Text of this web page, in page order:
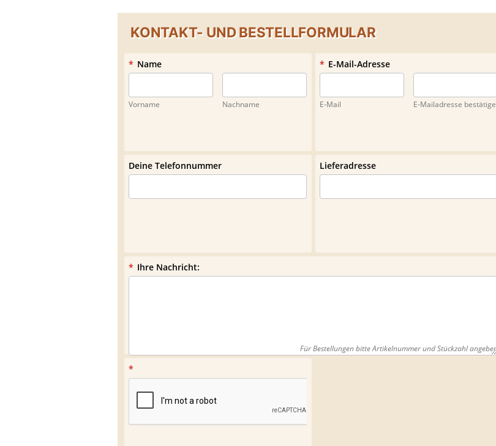
KONTAKT- UND BESTELLFORMULAR
* Name
Vorname Nachname
* E-Mail-Adresse
E-Mail E-Mailadresse
Deine Telefonnummer Lieferadresse
* Ihre Nachricht:
Für Bestellungen bitte Artikelnummer und Stückzahl
*